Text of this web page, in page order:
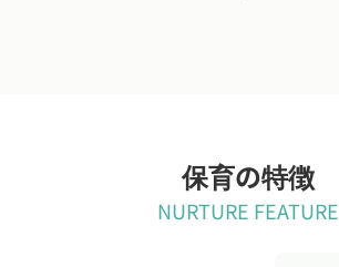
保育の特徴
NURTURE FEATURE